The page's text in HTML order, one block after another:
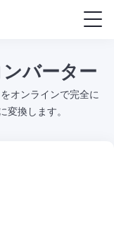
バーター
オンラインで完全に
換します。